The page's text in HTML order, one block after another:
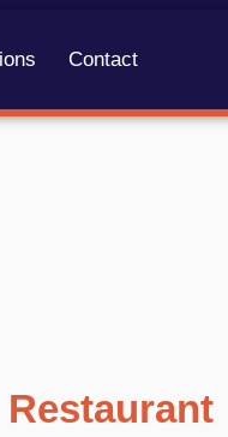
Contact